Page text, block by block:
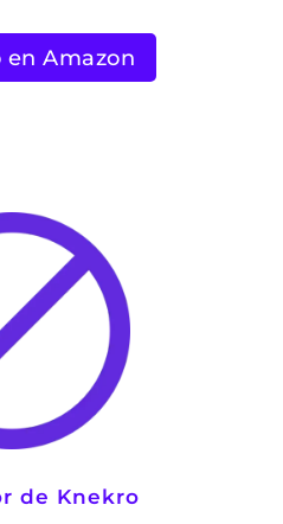
en Amazon
de Knekro